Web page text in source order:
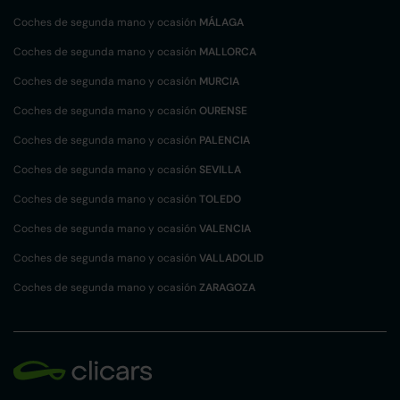
Coches de segunda mano y ocasión MÁLAGA
Coches de segunda mano y ocasión MALLORCA
Coches de segunda mano y ocasión MURCIA
Coches de segunda mano y ocasión OURENSE
Coches de segunda mano y ocasión PALENCIA
Coches de segunda mano y ocasión SEVILLA
Coches de segunda mano y ocasión TOLEDO
Coches de segunda mano y ocasión VALENCIA
Coches de segunda mano y ocasión VALLADOLID
Coches de segunda mano y ocasión ZARAGOZA